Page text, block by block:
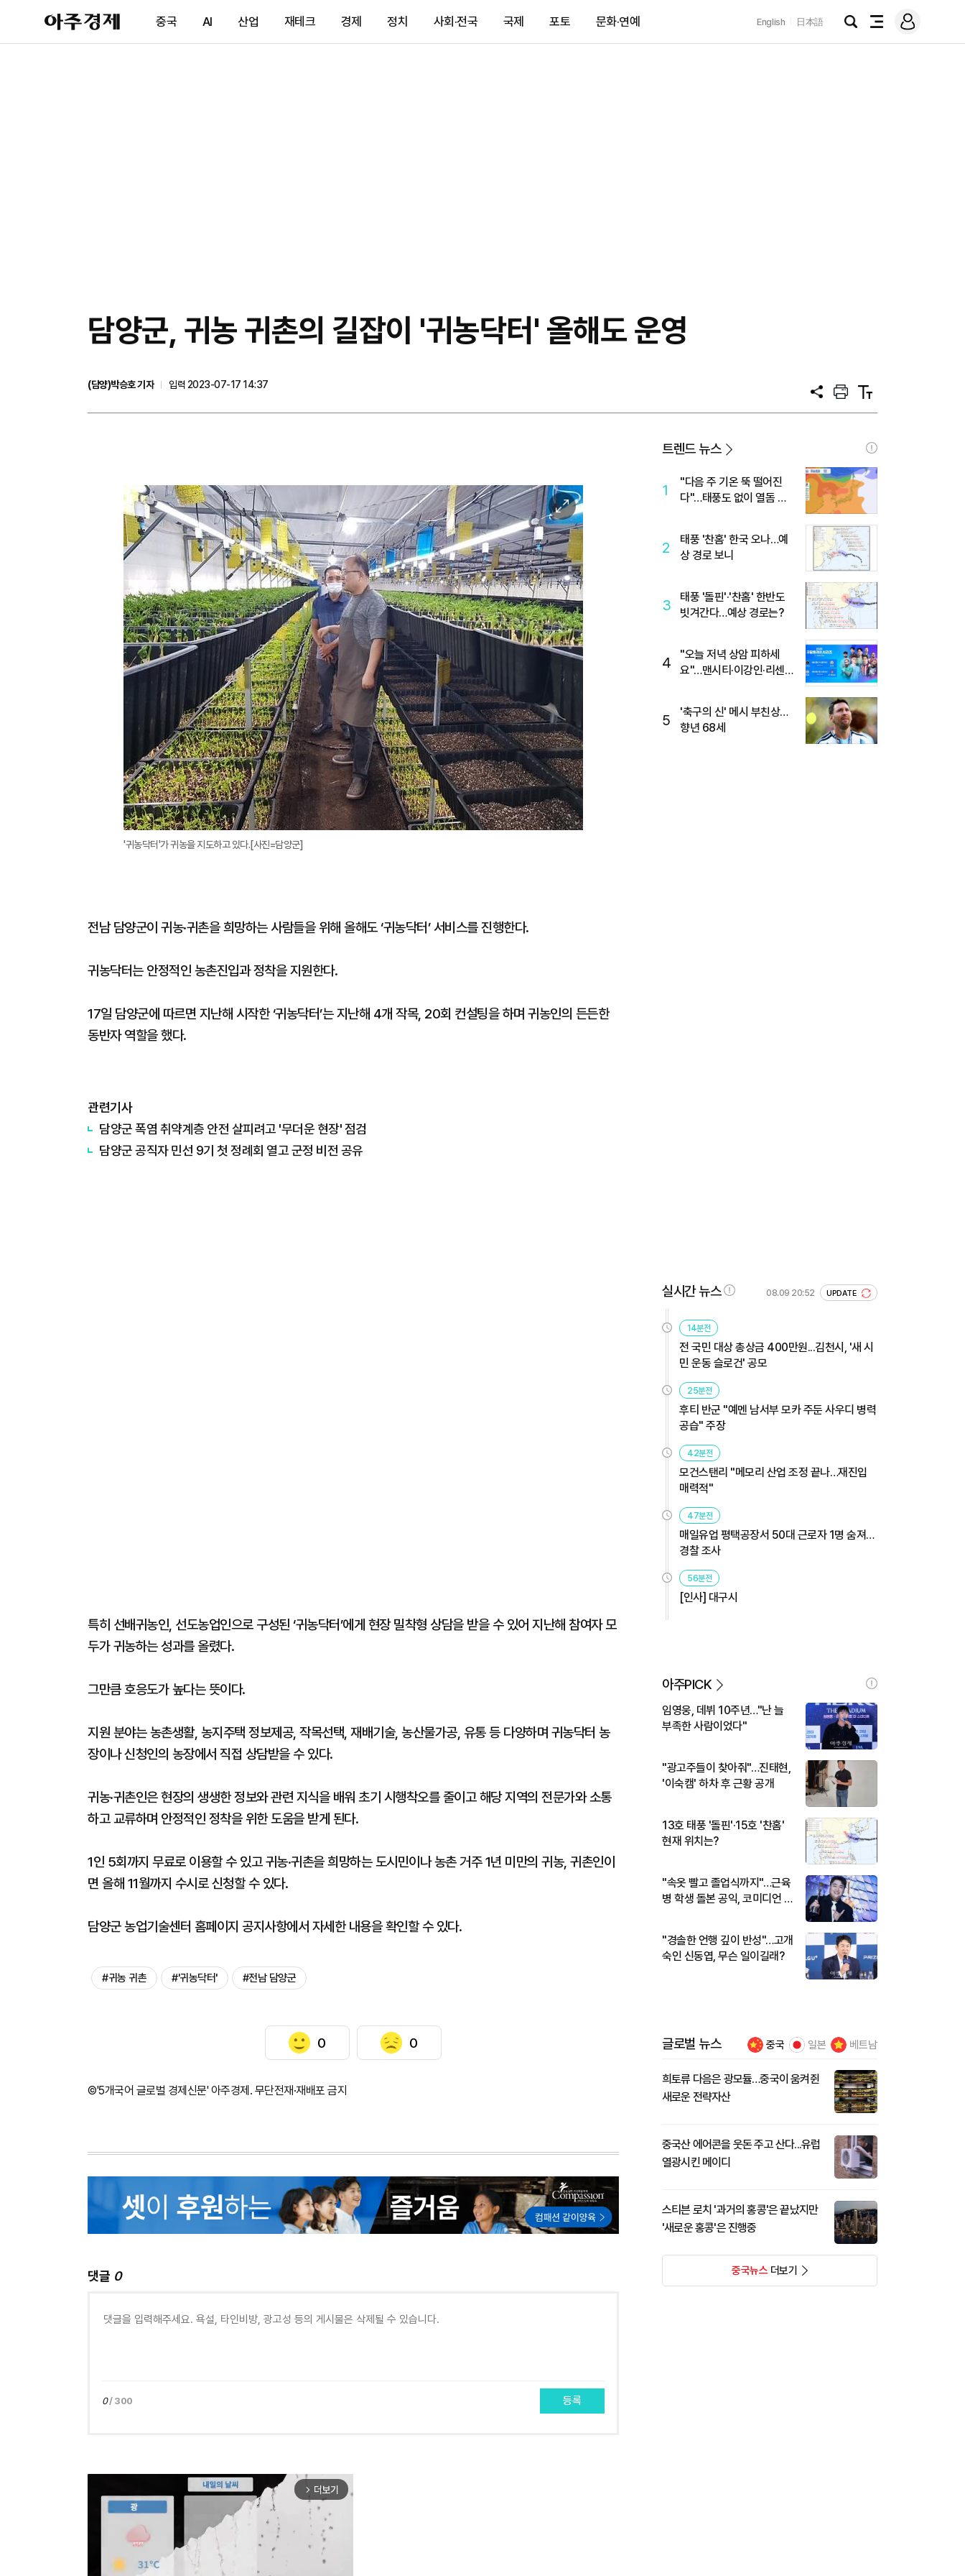
아
주
제
중국 AI 산업 재테크 경제 정치 사회·전국 국제 포토 문화·연예 English 日本語
검
전
메
그
담양군, 귀농 귀촌의 길잡이 '귀농닥터' 올해도 운영
(담양)박승호 기자
입력 2023-07-17 14:37
공
프
트
텍
트
이
미
지
확
대
'귀농닥터'가 귀농을 지도하고 있다.[사진=담양군]
전남 담양군이 귀농·귀촌을 희망하는 사람들을 위해 올해도 ‘귀농닥터’ 서비스를 진행한다.
귀농닥터는 안정적인 농촌진입과 정착을 지원한다.
17일 담양군에 따르면 지난해 시작한 ‘귀농닥터’는 지난해 4개 작목, 20회 컨설팅을 하며 귀농인의 든든한
동반자 역할을 했다.
관련기사
담양군 폭염 취약계층 안전 살피려고 '무더운 현장' 점검
담양군 공직자 민선 9기 첫 정례회 열고 군정 비전 공유
특히 선배귀농인, 선도농업인으로 구성된 ‘귀농닥터’에게 현장 밀착형 상담을 받을 수 있어 지난해 참여자 모
두가 귀농하는 성과를 올렸다.
그만큼 호응도가 높다는 뜻이다.
지원 분야는 농촌생활, 농지주택 정보제공, 작목선택, 재배기술, 농산물가공, 유통 등 다양하며 귀농닥터 농
장이나 신청인의 농장에서 직접 상담받을 수 있다.
귀농·귀촌인은 현장의 생생한 정보와 관련 지식을 배워 초기 시행착오를 줄이고 해당 지역의 전문가와 소통
하고 교류하며 안정적인 정착을 위한 도움을 받게 된다.
1인 5회까지 무료로 이용할 수 있고 귀농·귀촌을 희망하는 도시민이나 농촌 거주 1년 미만의 귀농, 귀촌인이
면 올해 11월까지 수시로 신청할 수 있다.
담양군 농업기술센터 홈페이지 공지사항에서 자세한 내용을 확인할 수 있다.
#귀농 귀촌 #'귀농닥터' #전남 담양군
0 0
©'5개국어 글로벌 경제신문' 아주경제. 무단전재·재배포 금지
댓글 0
0/ 300 등록
arrow_forward_ios 더보기
트렌드 뉴스
1
"다음 주 기온 뚝 떨어진
다"…태풍도 없이 열돔 박
2
태풍 '찬홈' 한국 오나…예
상 경로 보니
3
태풍 '돌핀'·'찬홈' 한반도
빗겨간다…예상 경로는?
4
"오늘 저녁 상암 피하세
요"…맨시티·이강인·리센느
5
'축구의 신' 메시 부친상…
향년 68세
실시간 뉴스 08.09 20:52 UPDATE
14분전
전 국민 대상 총상금 400만원...김천시, '새 시
민 운동 슬로건' 공모
25분전
후티 반군 "예멘 남서부 모카 주둔 사우디 병력
공습" 주장
42분전
모건스탠리 "메모리 산업 조정 끝나…재진입
매력적"
47분전
매일유업 평택공장서 50대 근로자 1명 숨져…
경찰 조사
56분전
[인사] 대구시
아주PICK
임영웅, 데뷔 10주년…"난 늘
부족한 사람이었다"
"광고주들이 찾아줘"…진태현,
'이숙캠' 하차 후 근황 공개
13호 태풍 '돌핀'·15호 '찬홈'
현재 위치는?
"속옷 빨고 졸업식까지"…근육
병 학생 돌본 공익, 코미디언 김
"경솔한 언행 깊이 반성"…고개
숙인 신동엽, 무슨 일이길래?
글로벌 뉴스 중국 일본 베트남
희토류 다음은 광모듈…중국이 움켜쥔
새로운 전략자산
중국산 에어콘을 웃돈 주고 산다...유럽
열광시킨 메이디
스티븐 로치 '과거의 홍콩'은 끝났지만
'새로운 홍콩'은 진행중
중국뉴스더보기